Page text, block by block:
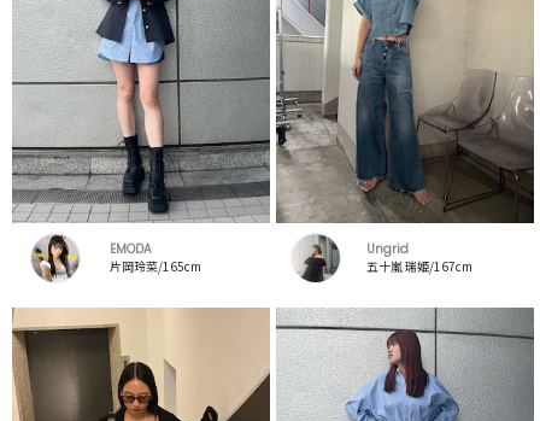
EMODA
片岡玲菜/165cm
Ungrid
五十嵐 瑞姫/167cm